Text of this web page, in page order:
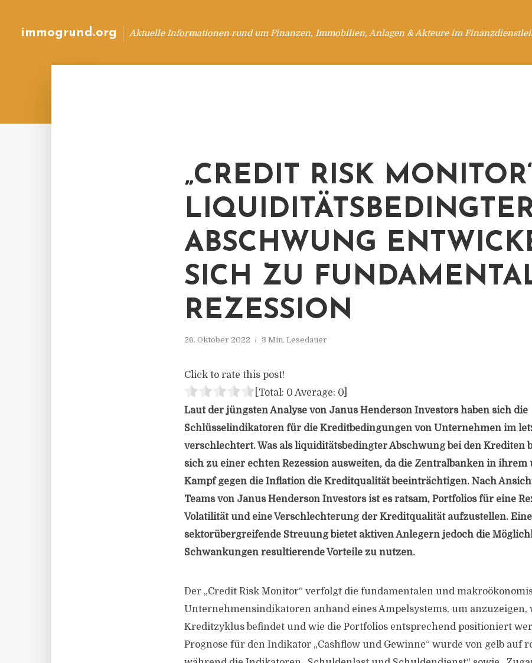
immogrund.org Aktuelle Informationen rund um Finanzen, Immobilien, Anlagen & Akteure im
„CREDIT RISK
ABSCHWUNG
SICH ZU
REZESSION
26. Oktober 2022 3 Min. Lesedauer
Click to rate this post!
[Total: 0 Average: 0
Laut der jüngsten Analyse von Janus Henderson Investors haben sich die
Schlüsselindikatoren für die Kreditbedingungen von Unternehmen im
verschlechtert. Was als liquiditätsbedingter Abschwung bei den Krediten
sich zu einer echten Rezession ausweiten, da die Zentralbanken in
Kampf gegen die Inflation die Kreditqualität beeinträchtigen. Nach
Teams von Janus Henderson Investors ist es ratsam, Portfolios für eine
Volatilität und eine Verschlechterung der Kreditqualität aufzustellen. Eine
sektorübergreifende Streuung bietet aktiven Anlegern jedoch die
Schwankungen resultierende Vorteile zu nutzen.
Der „Credit Risk Monitor“ verfolgt die fundamentalen und
Unternehmensindikatoren anhand eines Ampelsystems, um anzuzeigen,
Kreditzyklus befindet und wie die Portfolios entsprechend positioniert
Prognose für den Indikator „Cashflow und Gewinne“ wurde von gelb auf